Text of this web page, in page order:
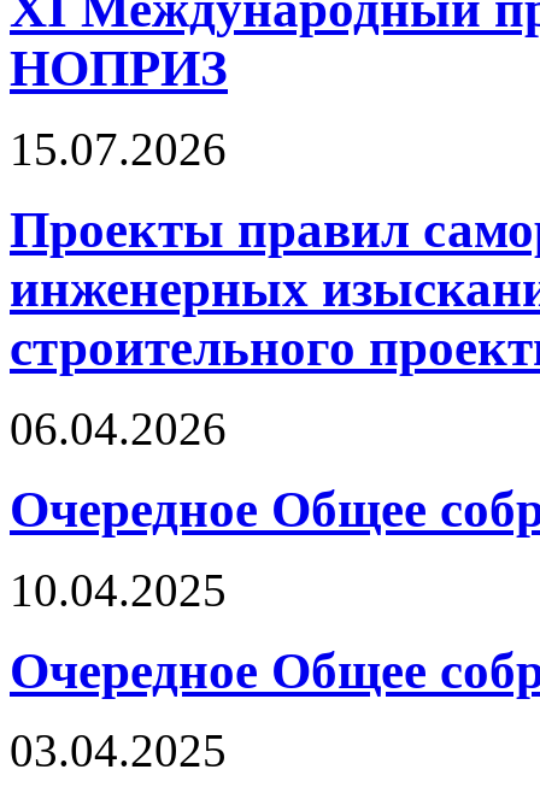
НОПРИЗ
15.07.2026
Проекты правил
инженерных
строительного
06.04.2026
Очередное Общее
10.04.2025
Очередное Общее
03.04.2025